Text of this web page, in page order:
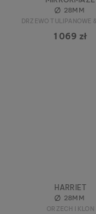
28MM
DRZEWO TULIPANOWE
1 069 zł
HARRIET
28MM
ORZECH I KLON